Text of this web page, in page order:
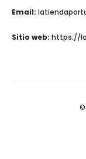
Email:
Sitio web: https://
©